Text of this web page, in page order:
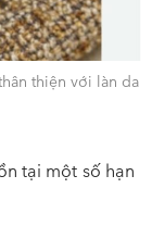
thiện với làn da
tại một số hạn